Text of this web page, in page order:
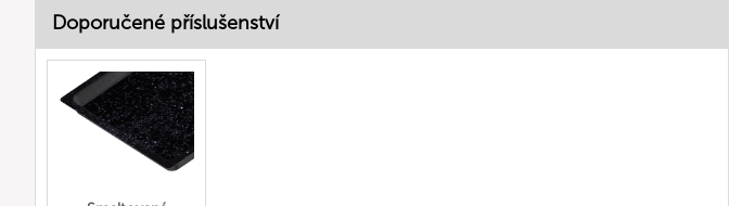
Doporučené příslušenství